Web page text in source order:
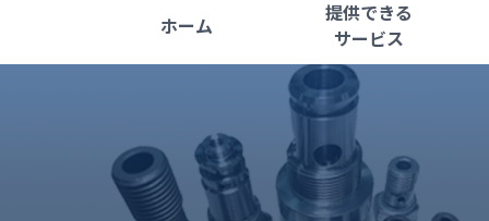
ホーム
提供できる
サービス